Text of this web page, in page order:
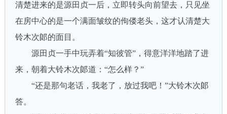
清楚进来的是源田贞一后，立即转头向前望去，只见坐
在房中心的是一个满面皱纹的佝偻老头，这才认清楚大
铃木次郞的面目。
源田贞一手中玩弄着“知彼管”，得意洋洋地踏了进
来，朝着大铃木次郞道：“怎么样？”
“还是那句老话，我老了，放过我吧！”大铃木次郞
答。